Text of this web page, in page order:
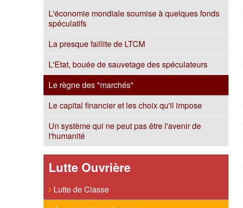
L'économie mondiale soumise à quelques fonds
spéculatifs
La presque faillite de LTCM
L'Etat, bouée de sauvetage des spéculateurs
Le règne des "marchés"
Le capital financier et les choix qu'il impose
Un système qui ne peut pas être l'avenir de
l'humanité
Lutte Ouvrière
Lutte de Classe